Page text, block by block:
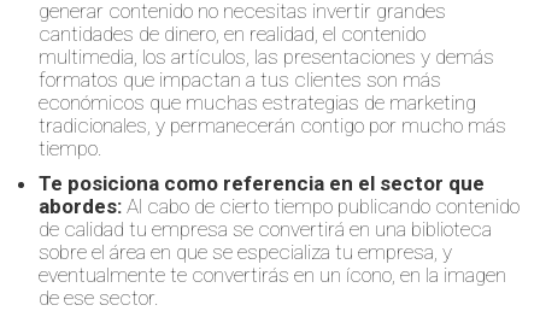
generar contenido no necesitas invertir grandes
cantidades de dinero, en realidad, el contenido
multimedia, los artículos, las presentaciones y demás
formatos que impactan a tus clientes son más
económicos que muchas estrategias de marketing
tradicionales, y permanecerán contigo por mucho más
tiempo.
Te posiciona como referencia en el sector que
abordes: Al cabo de cierto tiempo publicando contenido
de calidad tu empresa se convertirá en una biblioteca
sobre el área en que se especializa tu empresa, y
eventualmente te convertirás en un ícono, en la imagen
de ese sector.